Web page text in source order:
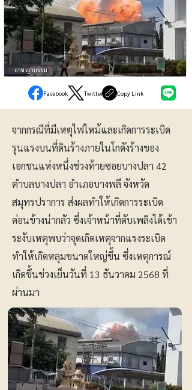
อาชญากรรม
Facebook Twitter Copy Link
จากกรณีที่มีเหตุไฟไหม้และเกิดการระเบิด
รุนแรงบนที่ดินร้างภายในโกดังร้างของ
เอกชนแห่งหนึ่งช่วงท้ายซอยบางปลา 42
ตำบลบางปลา อำเภอบางพลี จังหวัด
สมุทรปราการ ส่งผลทำให้เกิดการระเบิด
ค่อนข้างน่ากลัว ซึ่งเจ้าหน้าที่ดับเพลิงได้เข้า
ระงับเหตุพบว่าจุดเกิดเหตุจากแรงระเบิด
ทำให้เกิดหลุมขนาดใหญ่ขึ้น ซึ่งเหตุการณ์
เกิดขึ้นช่วงเย็นวันที่ 13 ธันวาคม 2568 ที่
ผ่านมา